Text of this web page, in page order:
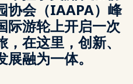
协会（IAAPA）峰
际游轮上开启一次
在这里，创新、
融为一体。